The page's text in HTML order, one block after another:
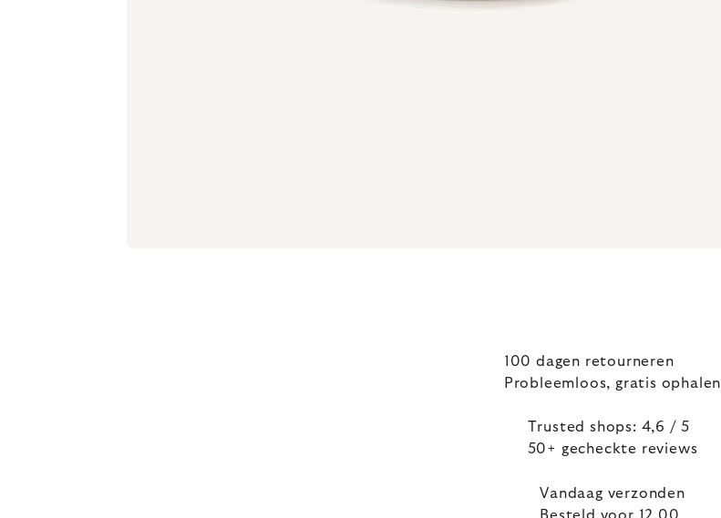
100 dagen retourneren
Probleemloos, gratis ophalen
Trusted shops: 4,6 / 5
50+ gecheckte reviews
Vandaag verzonden
Besteld voor 12.00